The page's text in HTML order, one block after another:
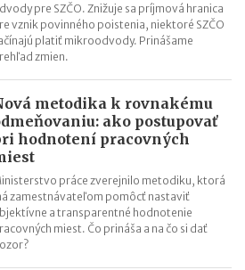
od 1.8.2026
platenie poistného: pravidlá a
roka
a zmena tlačiva v roku 2026
pre SZČO. Znižuje sa príjmová hranica
vznik povinného poistenia, niektoré SZČO
platiť mikroodvody. Prinášame
zmien.
metodika k rovnakému
ako postupovať
hodnotení pracovných
práce zverejnilo metodiku, ktorá
zamestnávateľom pomôcť nastaviť
a transparentné hodnotenie
miest. Čo prináša a na čo si dať